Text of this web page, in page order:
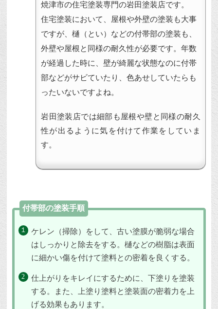
焼津市の住宅塗装専門の岩田塗装店です。
住宅塗装において、屋根や外壁の塗装も大事
ですが、樋（とい）などの付帯部の塗装も、
外壁や屋根と同様の耐久性が必要です。年数
が経過した時に、壁が綺麗な状態なのに付帯
部などがサビていたり、色あせしていたらも
ったいないですよね。
岩田塗装店では細部も屋根や壁と同様の耐久
性が出るように気を付けて作業をしていま
す。
付帯部の塗装手順
ケレン（掃除）をして、古い塗膜が脆弱な場合
はしっかりと除去をする。樋などの樹脂は表面
に細かい傷を付けて塗料との密着を良くする。
仕上がりをキレイにするために、下塗りを塗装
する。また、上塗り塗料と塗装面の密着力を上
げる効果もあります。